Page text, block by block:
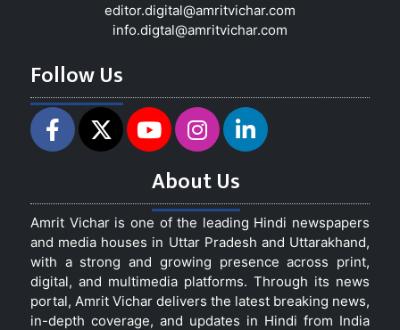
editor.digital@amritvichar.com
info.digtal@amritvichar.com
Follow Us
About Us
Amrit Vichar is one of the leading Hindi newspapers
and media houses in Uttar Pradesh and Uttarakhand,
with a strong and growing presence across print,
digital, and multimedia platforms. Through its news
portal, Amrit Vichar delivers the latest breaking news,
in-depth coverage, and updates in Hindi from India